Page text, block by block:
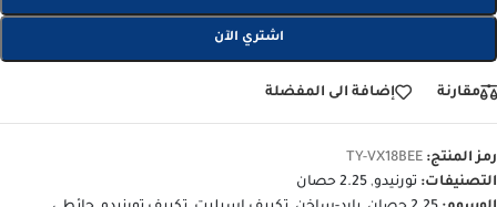
اشتري الآن
مقارنة إضافة الى المفضلة
رمز المنتج: TY-VX18BEE
التصنيفات: تورنيدو, 2.25 حصان